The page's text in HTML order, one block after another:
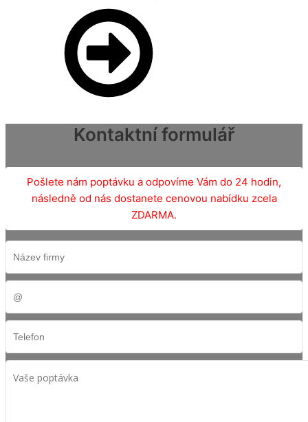
Kontaktní formulář
Pošlete nám poptávku a odpovíme Vám do 24 hodin,
následně od nás dostanete cenovou nabídku zcela
ZDARMA.